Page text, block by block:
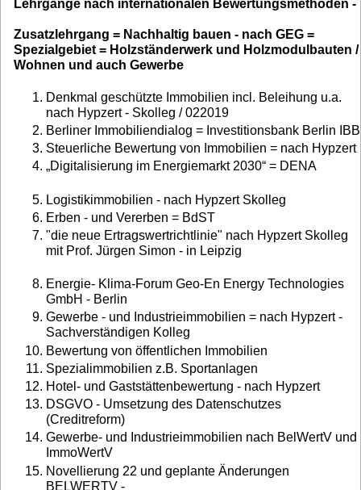
Lehrgänge nach internationalen Bewertungsmethoden -
Zusatzlehrgang = Nachhaltig bauen - nach GEG =
Spezialgebiet = Holzständerwerk und Holzmodulbauten /
Wohnen und auch Gewerbe
Denkmal geschützte Immobilien incl. Beleihung u.a.
nach Hypzert - Skolleg / 022019
Berliner Immobiliendialog = Investitionsbank Berlin IBB
Steuerliche Bewertung von Immobilien = nach Hypzert
„Digitalisierung im Energiemarkt 2030“ = DENA
Logistikimmobilien - nach Hypzert Skolleg
Erben - und Vererben = BdST
"die neue Ertragswertrichtlinie" nach Hypzert Skolleg
mit Prof. Jürgen Simon - in Leipzig
Energie- Klima-Forum Geo-En Energy Technologies
GmbH - Berlin
Gewerbe - und Industrieimmobilien = nach Hypzert -
Sachverständigen Kolleg
Bewertung von öffentlichen Immobilien
Spezialimmobilien z.B. Sportanlagen
Hotel- und Gaststättenbewertung - nach Hypzert
DSGVO - Umsetzung des Datenschutzes
(Creditreform)
Gewerbe- und Industrieimmobilien nach BelWertV und
ImmoWertV
Novellierung 22 und geplante Änderungen
BELWERTV -